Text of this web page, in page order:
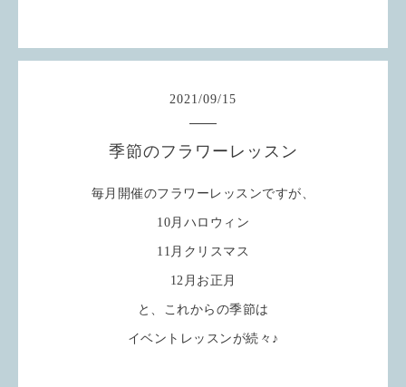
2021/09/15
季節のフラワーレッスン
毎月開催のフラワーレッスンですが、
10月ハロウィン
11月クリスマス
12月お正月
と、これからの季節は
イベントレッスンが続々♪